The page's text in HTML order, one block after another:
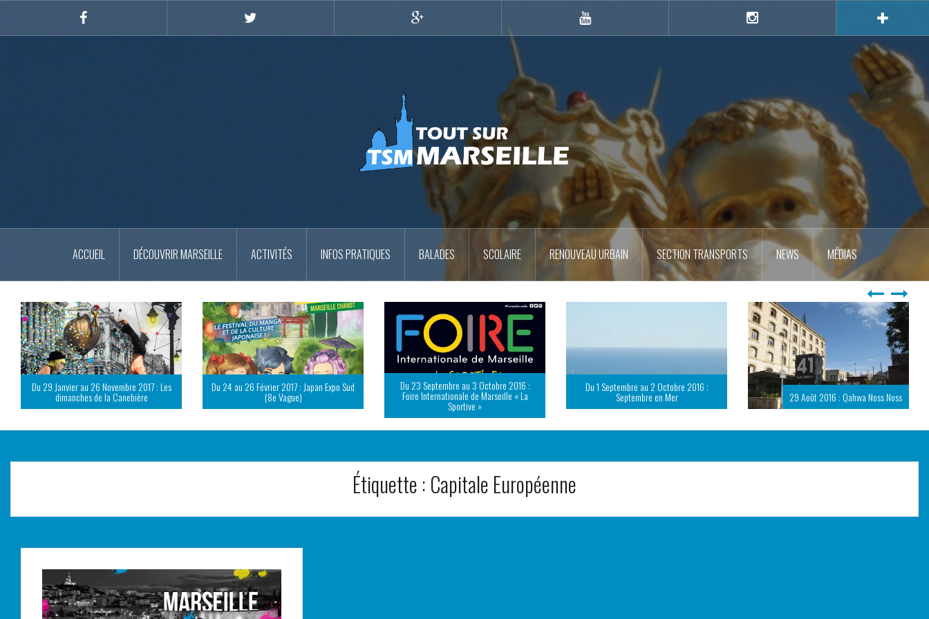
content
YouTube
ACCUEIL DÉCOUVRIR MARSEILLE ACTIVITÉS INFOS PRATIQUES BALADES SCOLAIRE RENOUVEAU URBAIN SECTION TRANSPORTS NEWS MÉDIAS
Du 29 Janvier au 26 Novembre 2017 : Les
dimanches de la Canebière
Du 24 au 26 Février 2017 : Japan Expo Sud
(8e Vague)
Du 23 Septembre au 3 Octobre 2016 :
Foire Internationale de Marseille « La
Sportive »
Du 1 Septembre au 2 Octobre 2016 :
Septembre en Mer 29 Août 2016 : Qahwa Noss Noss
Étiquette : Capitale Européenne